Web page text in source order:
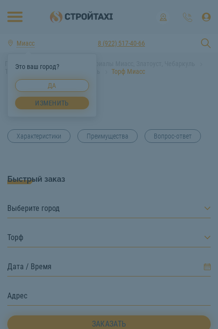
Миасс
Это ваш город?
ДА
ИЗМЕНИТЬ
8 (922) 517-40-66
Главная
Строительные материалы Миасс, Златоуст, Чебаркуль
Торф Миасс, Златоуст, Чебаркуль
Торф Миасс
Торф Миасс
Характеристики Преимущества Вопрос-ответ
Быстрый заказ
Выберите город
Торф
ЗАКАЗАТЬ